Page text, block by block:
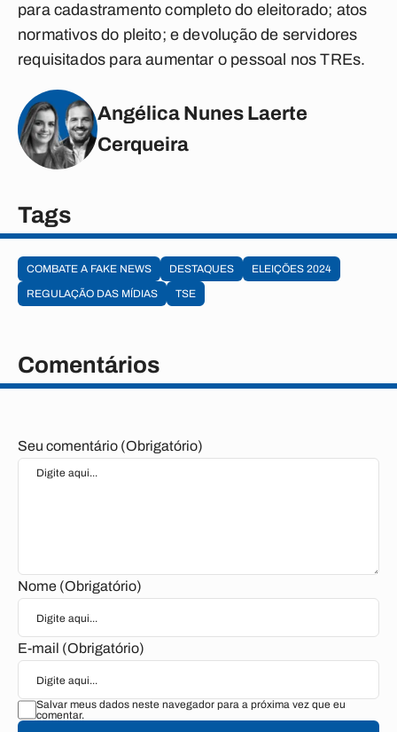
para cadastramento completo do eleitorado; atos
normativos do pleito; e devolução de servidores
requisitados para aumentar o pessoal nos TREs.
Angélica Nunes Laerte
Cerqueira
Tags
COMBATE A FAKE NEWS DESTAQUES
ELEIÇÕES 2024
REGULAÇÃO DAS MÍDIAS
TSE
Comentários
Seu comentário (Obrigatório)
Nome (Obrigatório)
E-mail (Obrigatório)
Salvar meus dados neste navegador para a próxima vez que eu
comentar.